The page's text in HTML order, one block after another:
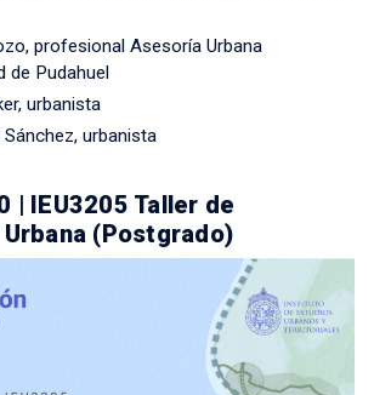
profesional Asesoría Urbana
de Pudahuel
urbanista
urbanista
| IEU3205 Taller de
(Postgrado)